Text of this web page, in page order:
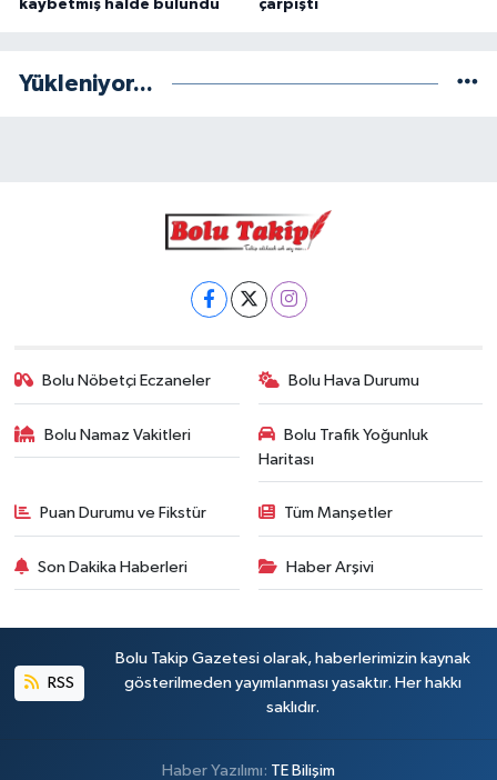
kaybetmiş halde bulundu
çarpıştı
Yükleniyor...
Bolu Nöbetçi Eczaneler Bolu Hava Durumu
Bolu Namaz Vakitleri
Bolu Trafik Yoğunluk
Haritası
Puan Durumu ve Fikstür Tüm Manşetler
Son Dakika Haberleri Haber Arşivi
RSS
Bolu Takip Gazetesi olarak, haberlerimizin kaynak
gösterilmeden yayımlanması yasaktır. Her hakkı
saklıdır.
Haber Yazılımı: TE Bilişim